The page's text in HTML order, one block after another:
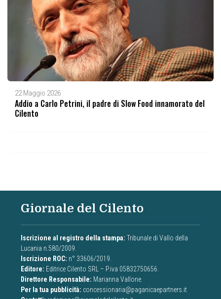
22 Maggio 2026
Addio a Carlo Petrini, il padre di Slow Food innamorato del
Cilento
Giornale del Cilento
Iscrizione al registro della stampa: Tribunale di Vallo della
Lucania n.580/2009.
Iscrizione ROC: n° 33606/2019.
Editore: Editrice Cilento SRL – P.iva 05832750656.
Direttore Responsabile: Marianna Vallone.
Per la tua pubblicità: concessionaria@paganicaepartners.it